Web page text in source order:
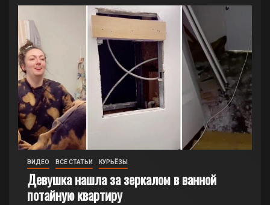
ВИДЕО ВСЕ СТАТЬИ КУРЬЁЗЫ
Девушка нашла за зеркалом в ванной
потайную квартиру